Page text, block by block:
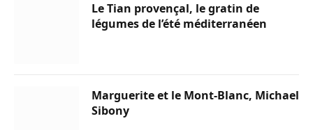
Le Tian provençal, le gratin de
légumes de l’été méditerranéen
Marguerite et le Mont-Blanc, Michael
Sibony